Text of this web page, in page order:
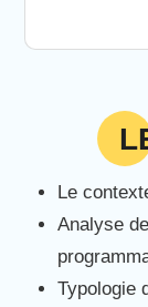
Le
Analyse
Typologie